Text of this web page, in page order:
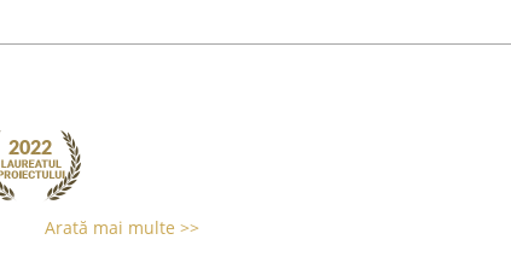
Arată mai multe >>